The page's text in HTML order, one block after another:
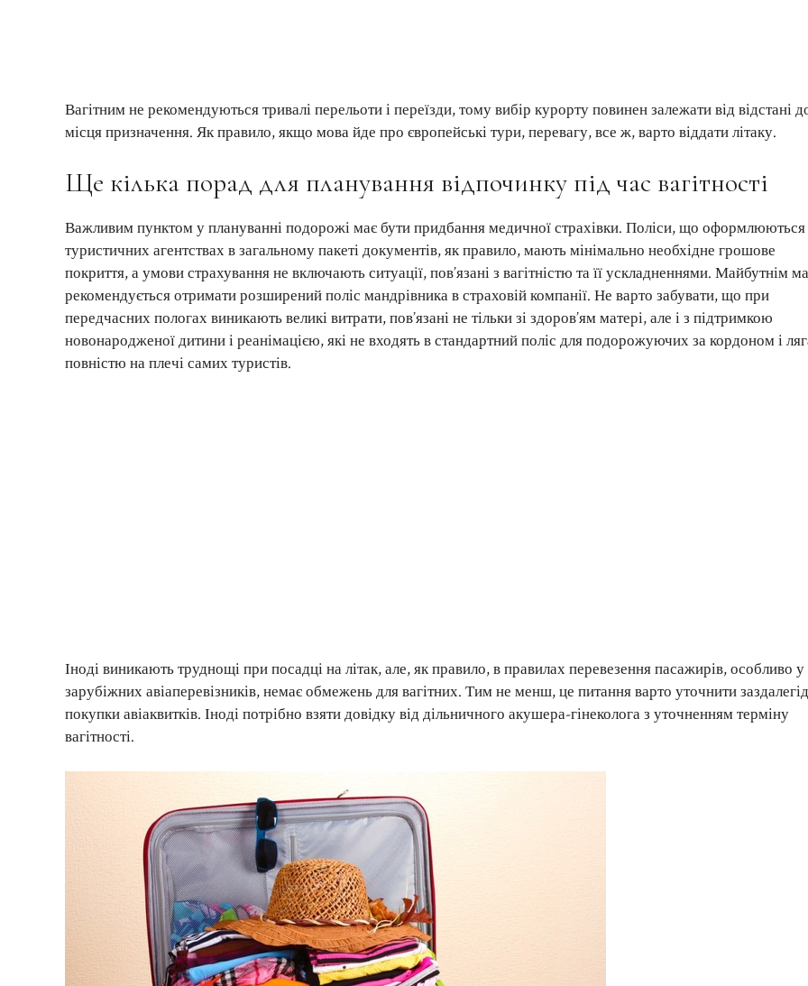
Вагітним не рекомендуються тривалі перельоти і переїзди, тому вибір курорту повинен залежати від відстані
місця призначення. Як правило, якщо мова йде про європейські тури, перевагу, все ж, варто віддати літаку.
Ще кілька порад для планування відпочинку під час вагітності
Важливим пунктом у плануванні подорожі має бути придбання медичної страхівки. Поліси, що оформлюються
туристичних агентствах в загальному пакеті документів, як правило, мають мінімально необхідне грошове
покриття, а умови страхування не включають ситуації, пов’язані з вагітністю та її ускладненнями. Майбутнім
рекомендується отримати розширений поліс мандрівника в страховій компанії. Не варто забувати, що при
передчасних пологах виникають великі витрати, пов’язані не тільки зі здоров’ям матері, але і з підтримкою
новонародженої дитини і реанімацією, які не входять в стандартний поліс для подорожуючих за кордоном і
повністю на плечі самих туристів.
Іноді виникають труднощі при посадці на літак, але, як правило, в правилах перевезення пасажирів, особливо у
зарубіжних авіаперевізників, немає обмежень для вагітних. Тим не менш, це питання варто уточнити
покупки авіаквитків. Іноді потрібно взяти довідку від дільничного акушера-гінеколога з уточненням терміну
вагітності.